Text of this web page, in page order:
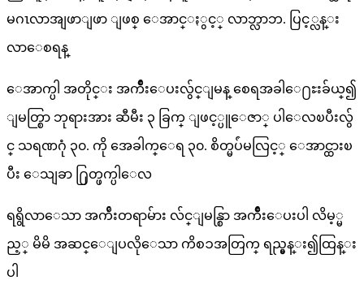
မဂၤလာအျဖာျဖာ ျဖစ္ ေအာင္ႏွင့္ လာဘ္လာဘ. ပြင့္လန္း
လာေစရန္
ေအာက္ပါ အတိုင္း အက်ိဳးေပးလွ်င္ျမန္ စေရအခါေ႐ႊးခ်ယ္၍
ျမတ္စြာ ဘုရားအား ဆီမီး ၃ ခြက္ ျဖင့္ပူေဇာ္ ပါေလၿပီးလွ်
င္ သရဏဂုံ ၃၀. ကို အေခါက္ေရ ၃၀. စိတ္မပ်ံမလြင့္ ေအာင္ထားၿ
ပီး ေသျခာ ႐ြတ္ဖက္ပါေလ
ရရွိလာေသာ အက်ိဴးတရာမ်ား လ်င္ျမန္စြာ အက်ိဳးေပးပါ လိမ့္မ
ည့္ မိမိ အဆင္ေျပလိုေသာ ကိစၥအတြက္ ရည္မွန္း၍ထြန္း
ပါ